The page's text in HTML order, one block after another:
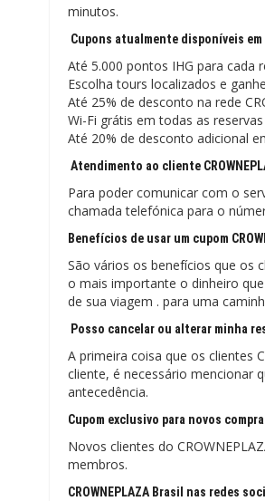
minutos.
Cupons atualmente disponíveis em
Até 5.000 pontos IHG para cada
Escolha tours localizados e
Até 25% de desconto na rede
Wi-Fi grátis em todas as
Até 20% de desconto adicional
Atendimento ao cliente
Para poder comunicar com o
chamada telefónica para o
Benefícios de usar um cupom
São vários os benefícios que os
o mais importante o dinheiro
de sua viagem . para uma
Posso cancelar ou alterar minha
A primeira coisa que os clientes
cliente, é necessário mencionar
antecedência.
Cupom exclusivo para novos
Novos clientes do
membros.
CROWNEPLAZA Brasil nas redes